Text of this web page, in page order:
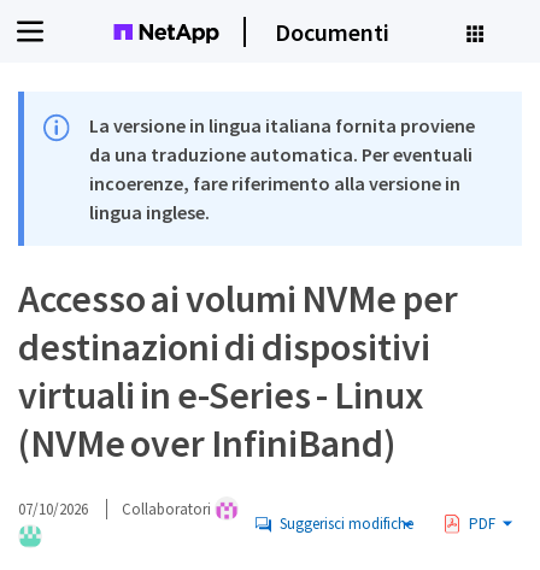
Documenti
La versione in lingua italiana fornita proviene
da una traduzione automatica. Per eventuali
incoerenze, fare riferimento alla versione in
lingua inglese.
Accesso ai volumi NVMe per
destinazioni di dispositivi
virtuali in e-Series - Linux
(NVMe over InfiniBand)
07/10/2026 Collaboratori
Suggerisci modifiche PDF